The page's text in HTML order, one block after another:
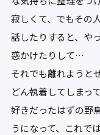
寂しくて、でもその
話したりすると、や
惑かけたりして…
それでも離れようと
どん執着してしまっ
好きだったはずの野
うになって、これで